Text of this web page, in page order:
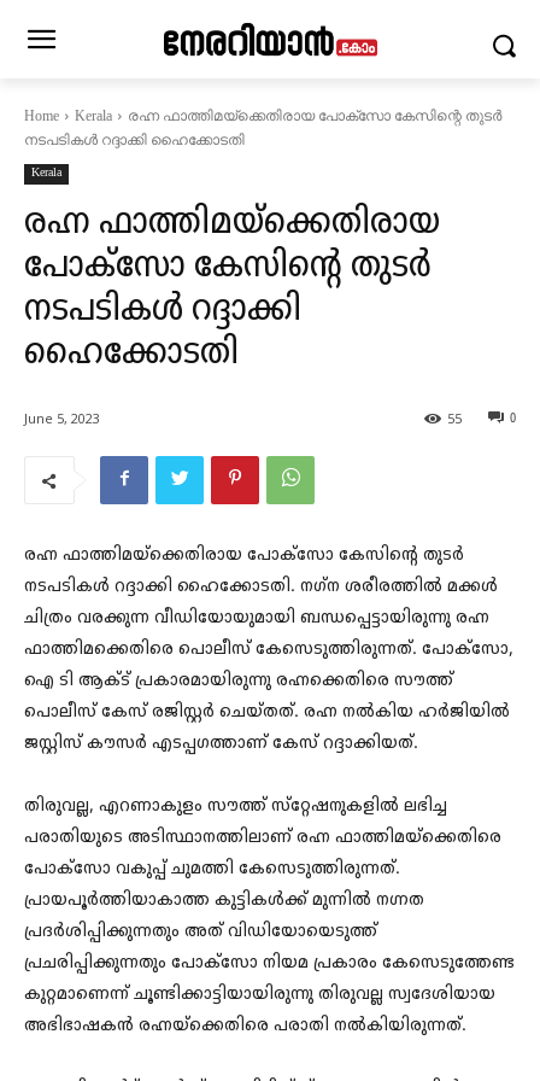
Home Kerala
രഹ്ന ഫാത്തിമയ്‌ക്കെതിരായ പോക്‌സോ കേസിന്റെ തുടര്‍
നടപടികള്‍ റദ്ദാക്കി ഹൈക്കോടതി
Kerala
രഹ്ന ഫാത്തിമയ്‌ക്കെതിരായ
പോക്‌സോ കേസിന്റെ തുടര്‍
നടപടികള്‍ റദ്ദാക്കി
ഹൈക്കോടതി
June 5, 2023 0
55
രഹ്ന ഫാത്തിമയ്‌ക്കെതിരായ പോക്‌സോ കേസിന്റെ തുടര്‍
നടപടികള്‍ റദ്ദാക്കി ഹൈക്കോടതി. നഗ്‌ന ശരീരത്തില്‍ മക്കള്‍
ചിത്രം വരക്കുന്ന വീഡിയോയുമായി ബന്ധപ്പെട്ടായിരുന്നു രഹ്ന
ഫാത്തിമക്കെതിരെ പൊലീസ് കേസെടുത്തിരുന്നത്. പോക്‌സോ,
ഐ ടി ആക്ട് പ്രകാരമായിരുന്നു രഹ്നക്കെതിരെ സൗത്ത്
പൊലീസ് കേസ് രജിസ്റ്റര്‍ ചെയ്തത്. രഹ്ന നല്‍കിയ ഹര്‍ജിയില്‍
ജസ്റ്റിസ് കൗസര്‍ എടപ്പഗത്താണ് കേസ് റദ്ദാക്കിയത്.
തിരുവല്ല, എറണാകുളം സൗത്ത് സ്‌റ്റേഷനുകളില്‍ ലഭിച്ച
പരാതിയുടെ അടിസ്ഥാനത്തിലാണ് രഹ്ന ഫാത്തിമയ്‌ക്കെതിരെ
പോക്‌സോ വകുപ്പ് ചുമത്തി കേസെടുത്തിരുന്നത്.
പ്രായപൂര്‍ത്തിയാകാത്ത കുട്ടികള്‍ക്ക് മുന്നില്‍ നഗ്നത
പ്രദര്‍ശിപ്പിക്കുന്നതും അത് വിഡിയോയെടുത്ത്
പ്രചരിപ്പിക്കുന്നതും പോക്‌സോ നിയമ പ്രകാരം കേസെടുത്തേണ്ട
കുറ്റമാണെന്ന് ചൂണ്ടിക്കാട്ടിയായിരുന്നു തിരുവല്ല സ്വദേശിയായ
അഭിഭാഷകന്‍ രഹ്നയ്‌ക്കെതിരെ പരാതി നല്‍കിയിരുന്നത്.